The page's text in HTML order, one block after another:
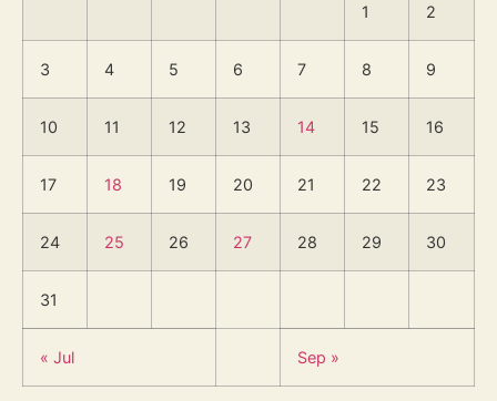
1 2
3 4 5 6 7 8 9
10 11 12 13 14 15 16
17 18 19 20 21 22 23
24 25 26 27 28 29 30
31
« Jul Sep »